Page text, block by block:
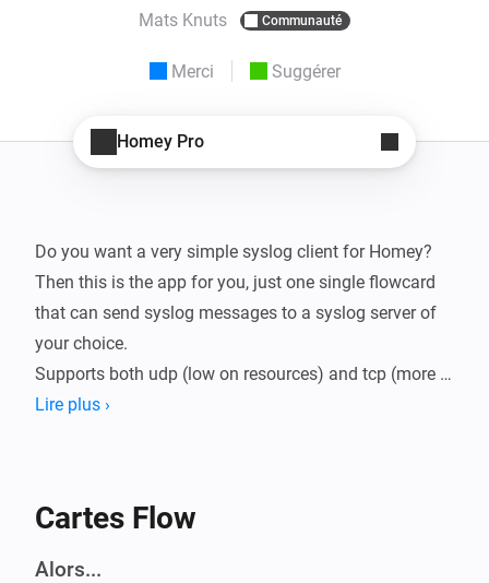
Mats Knuts Communauté
Merci Suggérer
Homey Pro
Do you want a very simple syslog client for Homey?
Then this is the app for you, just one single flowcard
that can send syslog messages to a syslog server of
your choice.
Supports both udp (low on resources) and tcp (more
reliable transfers).
After app installation, go to app settings and enter the
ip, port and ptotocol of your syslog server.
Lire plus ›
Cartes Flow
Alors...